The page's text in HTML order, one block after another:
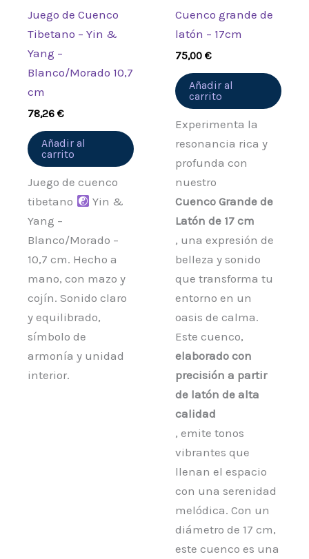
Juego de Cuenco
Tibetano – Yin &
Yang –
Blanco/Morado 10,7
cm
78,26€
Añadir al
carrito
Juego de cuenco
tibetano
Yin &
Yang –
Blanco/Morado –
10,7 cm. Hecho a
mano, con mazo y
cojín. Sonido claro
y equilibrado,
símbolo de
armonía y unidad
interior.
Cuenco grande de
latón – 17cm
75,00€
Añadir al
carrito
Experimenta la
resonancia rica y
profunda con
nuestro
Cuenco Grande de
Latón de 17 cm
, una expresión de
belleza y sonido
que transforma tu
entorno en un
oasis de calma.
Este cuenco,
elaborado con
precisión a partir
de latón de alta
calidad
, emite tonos
vibrantes que
llenan el espacio
con una serenidad
melódica. Con un
diámetro de 17 cm,
este cuenco es una